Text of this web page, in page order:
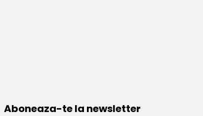
Aboneaza-te la newsletter